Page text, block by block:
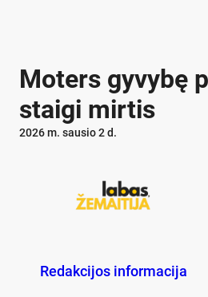
Moters gyvybę
staigi mirtis
2026 m. sausio 2 d.
Redakcijos informacija